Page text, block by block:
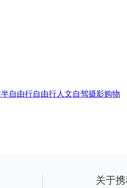
半自由行自由行人文自驾摄影购物
关于